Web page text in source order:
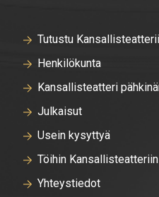
Tutustu
Henkilökunta
Kansallisteatteri
Julkaisut
Usein kysyttyä
Töihin Kansallisteatteriin
Yhteystiedot